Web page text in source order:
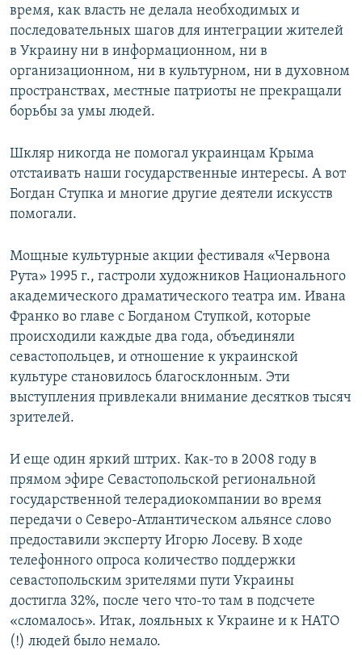
время, как власть не делала необходимых и
последовательных шагов для интеграции жителей
в Украину ни в информационном, ни в
организационном, ни в культурном, ни в духовном
пространствах, местные патриоты не прекращали
борьбы за умы людей.
Шкляр никогда не помогал украинцам Крыма
отстаивать наши государственные интересы. А вот
Богдан Ступка и многие другие деятели искусств
помогали.
Мощные культурные акции фестиваля «Червона
Рута» 1995 г., гастроли художников Национального
академического драматического театра им. Ивана
Франко во главе с Богданом Ступкой, которые
происходили каждые два года, объединяли
севастопольцев, и отношение к украинской
культуре становилось благосклонным. Эти
выступления привлекали внимание десятков тысяч
зрителей.
И еще один яркий штрих. Как-то в 2008 году в
прямом эфире Севастопольской региональной
государственной телерадиокомпании во время
передачи о Северо-Атлантическом альянсе слово
предоставили эксперту Игорю Лосеву. В ходе
телефонного опроса количество поддержки
севастопольским зрителями пути Украины
достигла 32%, после чего что-то там в подсчете
«сломалось». Итак, лояльных к Украине и к НАТО
(!) людей было немало.